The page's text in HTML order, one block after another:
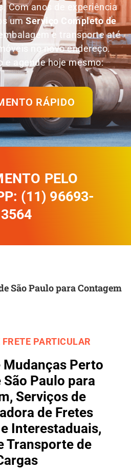
Com anos de experiência
umServiço Completo de
e transporte até
no novo endereço.
e agende hoje mesmo:
RÁPIDO
PELO
(11) 96693-
3564
São Paulo para Contagem
PARTICULAR
Mudanças Perto
Paulo para
Serviços de
de Fretes
Interestaduais,
Transporte de